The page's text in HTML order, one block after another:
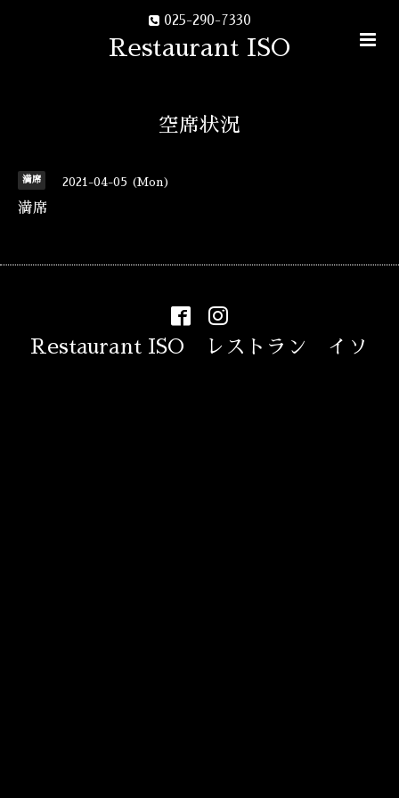
025-290-7330
Restaurant ISO
空席状況
満席 2021-04-05 (Mon)
満席
Restaurant ISO レストラン イソ